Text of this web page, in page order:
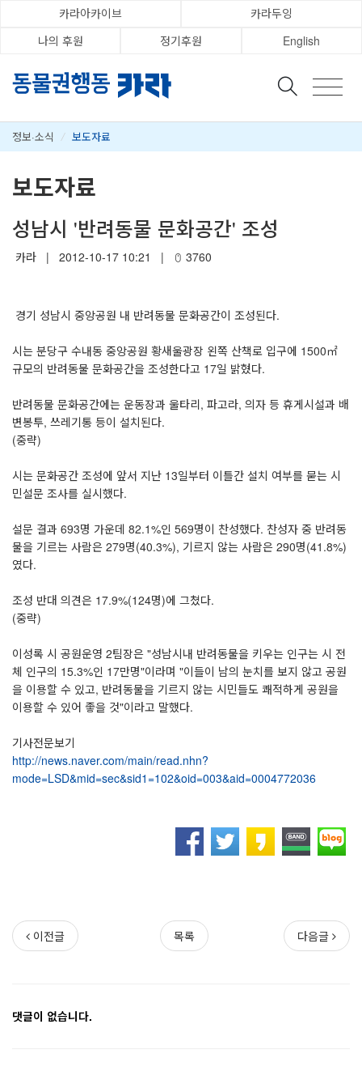
카라아카이브
카라두잉
나의 후원
정기후원 English
정보·소식 / 보도자료
보도자료
성남시 '반려동물 문화공간' 조성
카라 | 2012-10-17 10:21 | 3760
경기 성남시 중앙공원 내 반려동물 문화공간이 조성된다.
시는 분당구 수내동 중앙공원 황새울광장 왼쪽 산책로 입구에 1500㎡
규모의 반려동물 문화공간을 조성한다고 17일 밝혔다.
반려동물 문화공간에는 운동장과 울타리, 파고라, 의자 등 휴게시설과 배
변봉투, 쓰레기통 등이 설치된다.
(중략)
시는 문화공간 조성에 앞서 지난 13일부터 이틀간 설치 여부를 묻는 시
민설문 조사를 실시했다.
설문 결과 693명 가운데 82.1%인 569명이 찬성했다. 찬성자 중 반려동
물을 기르는 사람은 279명(40.3%), 기르지 않는 사람은 290명(41.8%)
였다.
조성 반대 의견은 17.9%(124명)에 그쳤다.
(중략)
이성록 시 공원운영 2팀장은 "성남시내 반려동물을 키우는 인구는 시 전
체 인구의 15.3%인 17만명"이라며 "이들이 남의 눈치를 보지 않고 공원
을 이용할 수 있고, 반려동물을 기르지 않는 시민들도 쾌적하게 공원을
이용할 수 있어 좋을 것"이라고 말했다.
기사전문보기
http://news.naver.com/main/read.nhn?
mode=LSD&mid=sec&sid1=102&oid=003&aid=0004772036
이전글 목록 다음글
댓글이 없습니다.